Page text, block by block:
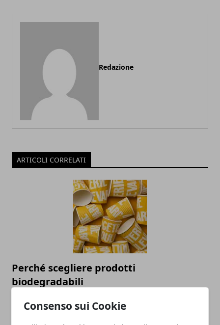
Consenso sui Cookie
Redazione
ARTICOLI CORRELATI
Perché scegliere prodotti
biodegradabili